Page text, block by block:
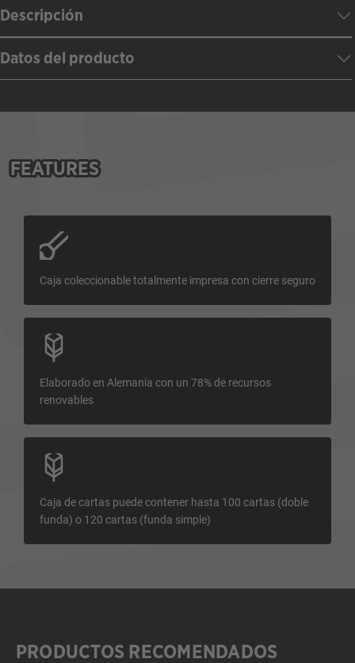
Descripción
Datos del producto
FEATURES
Caja coleccionable totalmente impresa con cierre seguro
Elaborado en Alemania con un 78% de recursos
renovables
Caja de cartas puede contener hasta 100 cartas (doble
funda) o 120 cartas (funda simple)
Omitir la galería de productos
PRODUCTOS RECOMENDADOS